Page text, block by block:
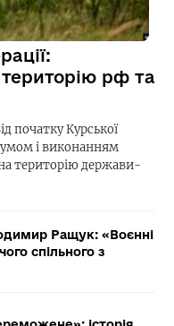
рф та
початку Курської
і виконанням
на територію держави-
Ращук: «Воєнні
спільного з